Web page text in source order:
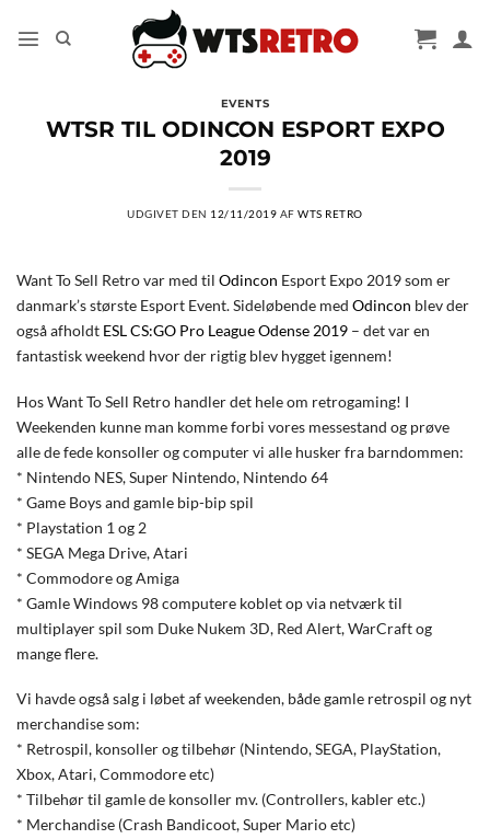
EVENTS
WTSR TIL ODINCON ESPORT EXPO
2019
UDGIVET DEN 12/11/2019 AFWTS RETRO
Want To Sell Retro var med til Odincon Esport Expo 2019 som er
danmark’s største Esport Event. Sideløbende med Odincon blev der
også afholdt ESL CS:GO Pro League Odense 2019 – det var en
fantastisk weekend hvor der rigtig blev hygget igennem!
Hos Want To Sell Retro handler det hele om retrogaming! I
Weekenden kunne man komme forbi vores messestand og prøve
alle de fede konsoller og computer vi alle husker fra barndommen:
* Nintendo NES, Super Nintendo, Nintendo 64
* Game Boys and gamle bip-bip spil
* Playstation 1 og 2
* SEGA Mega Drive, Atari
* Commodore og Amiga
* Gamle Windows 98 computere koblet op via netværk til
multiplayer spil som Duke Nukem 3D, Red Alert, WarCraft og
mange flere.
Vi havde også salg i løbet af weekenden, både gamle retrospil og nyt
merchandise som:
* Retrospil, konsoller og tilbehør (Nintendo, SEGA, PlayStation,
Xbox, Atari, Commodore etc)
* Tilbehør til gamle de konsoller mv. (Controllers, kabler etc.)
* Merchandise (Crash Bandicoot, Super Mario etc)